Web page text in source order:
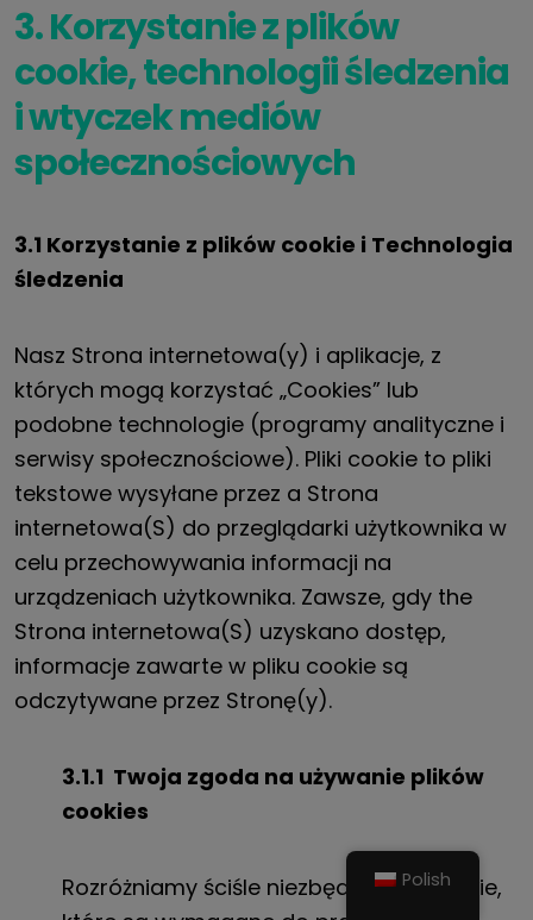
3. Korzystanie z plików
cookie, technologii śledzenia
i wtyczek mediów
społecznościowych
3.1 Korzystanie z plików cookie i Technologia
śledzenia
Nasz Strona internetowa(y) i aplikacje, z
których mogą korzystać „Cookies” lub
podobne technologie (programy analityczne i
serwisy społecznościowe). Pliki cookie to pliki
tekstowe wysyłane przez a Strona
internetowa(S) do przeglądarki użytkownika w
celu przechowywania informacji na
urządzeniach użytkownika. Zawsze, gdy the
Strona internetowa(S) uzyskano dostęp,
informacje zawarte w pliku cookie są
odczytywane przez Stronę(y).
3.1.1 Twoja zgoda na używanie plików
cookies
Rozróżniamy ściśle niezbędne pliki cookie,
Polish